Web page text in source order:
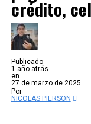
encuentra a
Actualmente
directa de la
indirecta a través
productiva.
de un tercio de
se considera que
empleos de
economía
población
contar con una
crédito,
Publicado
1 año atrás
en
27 de marzo de 2025
Por
NICOLAS PIERSON